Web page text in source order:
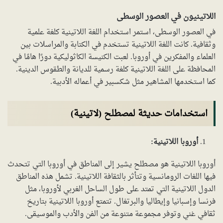
اللاتينيون في العصور الوسطى
في العصور الوسطى، استمر استخدام اللغة اللاتينية كلغة علمية
وثقافية. كانت اللغة اللاتينية تستخدم في الكتابة والمراسلات بين
العلماء والمفكرين في أوروبا. لعبت الكنيسة الكاثوليكية دورًا هامًا في
المحافظة على اللغة اللاتينية كلغة رسمية للديانة والطقوس الدينية.
كما استخدمها المشاهير مثل شكسبير في أعماله الأدبية.
استخدامات حديثة لمصطلح (لاتينية)
أوروبا اللاتينية:
أوروبا اللاتينية هو مصطلح يشير إلى المناطق في أوروبا التي تتحدث
فيها اللغات الرومانسية وتتأثر بالثقافة اللاتينية. تشمل هذه المناطق
الدول اللاتينية التي تمتد على طول الساحل الغربي لأوروبا، مثل
فرنسا وإسبانيا وإيطاليا والبرتغال. تتمتع أوروبا اللاتينية بتاريخ
ثقافي غني وتوفر مجموعة متنوعة من الفن والأدب والموسيقى.